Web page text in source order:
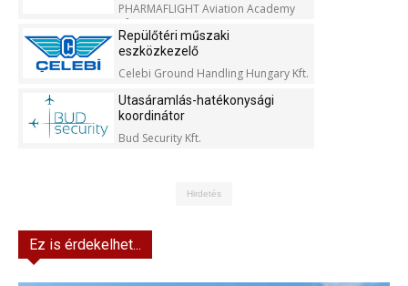
PHARMAFLIGHT Aviation Academy
Kft.
Repülőtéri műszaki
eszközkezelő
Celebi Ground Handling Hungary Kft.
Utasáramlás-hatékonysági
koordinátor
Bud Security Kft.
Hirdetés
Ez is érdekelhet...